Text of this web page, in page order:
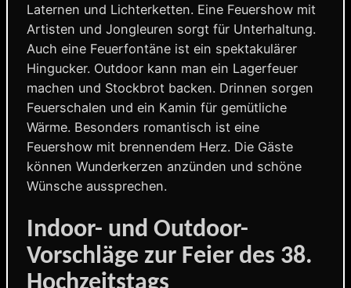
Laternen und Lichterketten. Eine Feuershow mit
Artisten und Jongleuren sorgt für Unterhaltung.
Auch eine Feuerfontäne ist ein spektakulärer
Hingucker. Outdoor kann man ein Lagerfeuer
machen und Stockbrot backen. Drinnen sorgen
Feuerschalen und ein Kamin für gemütliche
Wärme. Besonders romantisch ist eine
Feuershow mit brennendem Herz. Die Gäste
können Wunderkerzen anzünden und schöne
Wünsche aussprechen.
Indoor- und Outdoor-
Vorschläge zur Feier des 38.